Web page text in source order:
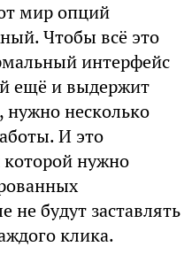
мир опций
Чтобы всё это
интерфейс
ещё и выдержит
несколько
И это
которой нужно
не будут заставлять
клика.